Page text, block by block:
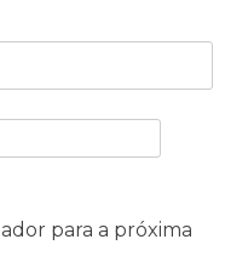
para a próxima